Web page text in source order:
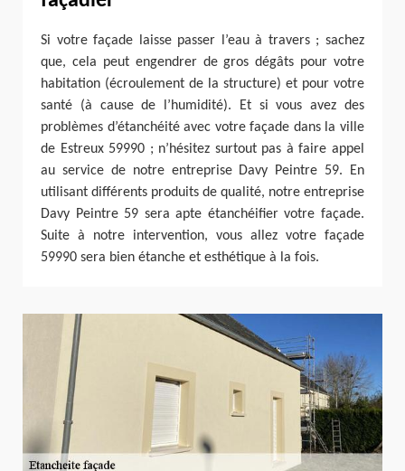
Si votre façade laisse passer l’eau à travers ; sachez
que, cela peut engendrer de gros dégâts pour votre
habitation (écroulement de la structure) et pour votre
santé (à cause de l’humidité). Et si vous avez des
problèmes d’étanchéité avec votre façade dans la ville
de Estreux 59990 ; n’hésitez surtout pas à faire appel
au service de notre entreprise Davy Peintre 59. En
utilisant différents produits de qualité, notre entreprise
Davy Peintre 59 sera apte étanchéifier votre façade.
Suite à notre intervention, vous allez votre façade
59990 sera bien étanche et esthétique à la fois.